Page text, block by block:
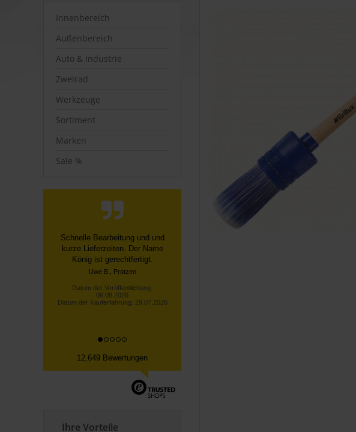
Innenbereich
Außenbereich
Auto & Industrie
Zweirad
Werkzeuge
Sortiment
Marken
Sale %
Bestellung und Lieferung
verliefen reibungslos. Eine
fachliche Nachfrage bei der
Hotline wurde fachk...
Datum der Veröffentlichung:
06.08.2026
Datum der Kauferfahrung: 26.07.2026
12,649 Bewertungen
Ihre Vorteile